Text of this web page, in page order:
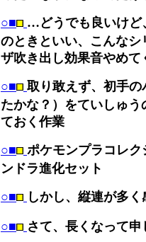
○■ …どうでも良いけど
のときといい、こんな
ザ吹き出し効果音やめて
○■ 取り敢えず、初手
たかな？）をていしゅ
ておく作業
○■ ポケモンプラコレ
ンドラ進化セット
○■ しかし、縦連が多
○■ さて、長くなって